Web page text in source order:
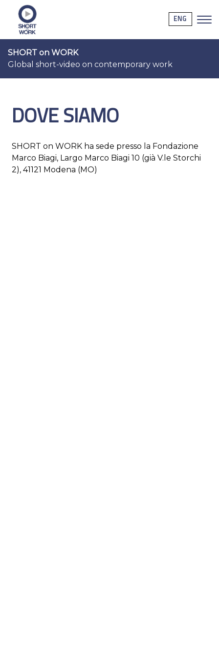
ENG
SHORT on WORK
Global short-video on contemporary work
DOVE SIAMO
SHORT on WORK ha sede presso la Fondazione
Marco Biagi, Largo Marco Biagi 10 (già V.le Storchi
2), 41121 Modena (MO)